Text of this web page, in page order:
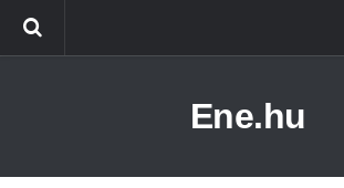
Ene.hu